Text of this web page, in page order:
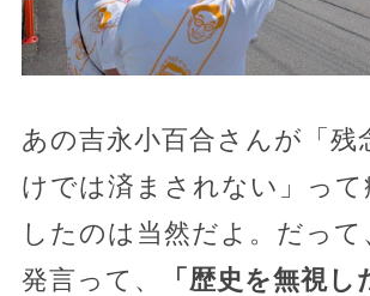
あの吉永小百合さんが「残
けでは済まされない」って
したのは当然だよ。だって
発言って、
「歴史を無視